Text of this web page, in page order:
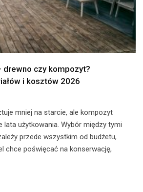
drewno czy kompozyt?
i kosztów 2026
mniej na starcie, ale kompozyt
lata użytkowania. Wybór między tymi
przede wszystkim od budżetu,
chce poświęcać na konserwację,